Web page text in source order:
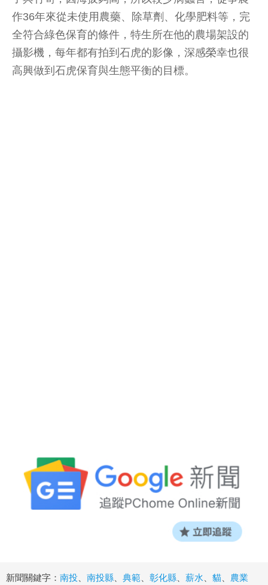
作36年來從未使用農藥、除草劑、化學肥料等，完
全符合綠色保育的條件，特生所在他的農場架設的
攝影機，每年都有拍到石虎的影像，深感榮幸也很
高興做到石虎保育與生態平衡的目標。
新聞關鍵字： 南投、 南投縣、 典範、 彰化縣、 薪水、 貓、 農業